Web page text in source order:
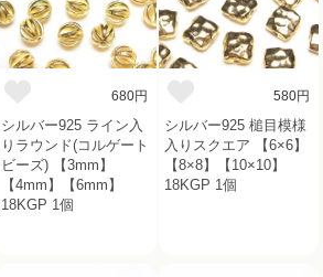
680円
シルバー925 ライン入
りラウンド(コルゲート
ビーズ) 【3mm】
【4mm】【6mm】
18KGP 1個
580円
シルバー925 槌目模様
入りスクエア 【6×6】
【8×8】【10×10】
18KGP 1個